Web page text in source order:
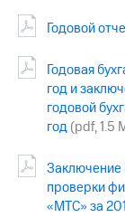
в
Годовой
Годовая
год и
годовой
год(pdf, 1.5
Заключение
проверки
«МТС» за